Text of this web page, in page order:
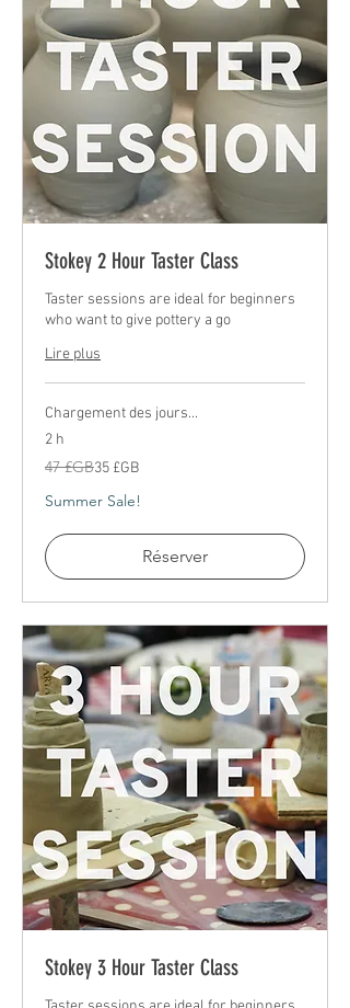
Stokey 2 Hour Taster Class
Taster sessions are ideal for beginners
who want to give pottery a go
Lire plus
Chargement des jours...
2 h
47
livres
47 £GB35 £GB
Summer Sale!
Réserver
Stokey 3 Hour Taster Class